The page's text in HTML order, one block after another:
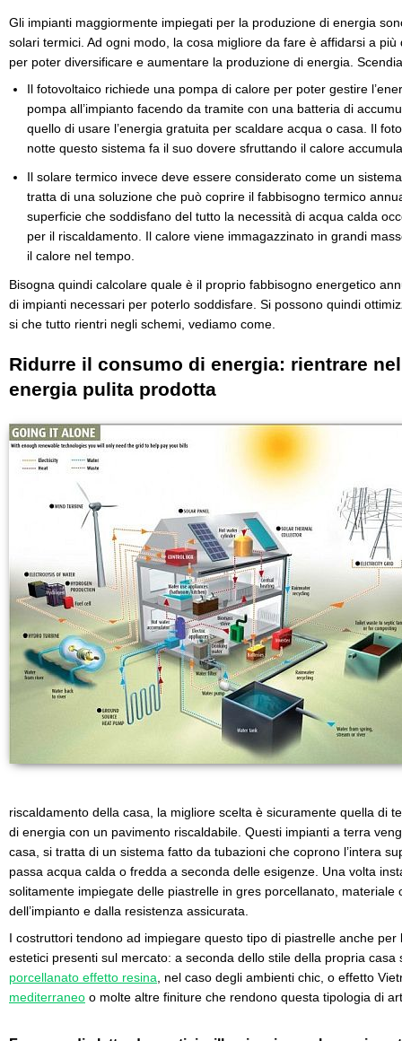
Gli impianti maggiormente impiegati per la produzione di energia
solari termici. Ad ogni modo, la cosa migliore da fare è affidarsi a
per poter diversificare e aumentare la produzione di energia.
Il fotovoltaico richiede una pompa di calore per poter gestire
pompa all’impianto facendo da tramite con una batteria di
quello di usare l’energia gratuita per scaldare acqua o casa. Il
notte questo sistema fa il suo dovere sfruttando il calore
Il solare termico invece deve essere considerato come un
tratta di una soluzione che può coprire il fabbisogno termico
superficie che soddisfano del tutto la necessità di acqua calda
per il riscaldamento. Il calore viene immagazzinato in grandi
il calore nel tempo.
Bisogna quindi calcolare quale è il proprio fabbisogno energetico
di impianti necessari per poterlo soddisfare. Si possono quindi
si che tutto rientri negli schemi, vediamo come.
Ridurre il consumo di energia: rientrare
energia pulita prodotta
riscaldamento della casa, la migliore scelta è sicuramente quella di
di energia con un pavimento riscaldabile. Questi impianti a terra
casa, si tratta di un sistema fatto da tubazioni che coprono l’intera
passa acqua calda o fredda a seconda delle esigenze. Una volta
solitamente impiegate delle piastrelle in gres porcellanato, materiale
dell’impianto e dalla resistenza assicurata.
I costruttori tendono ad impiegare questo tipo di piastrelle anche
estetici presenti sul mercato: a seconda dello stile della propria casa
porcellanato effetto resina , nel caso degli ambienti chic, o effetto
mediterraneo o molte altre finiture che rendono questa tipologia